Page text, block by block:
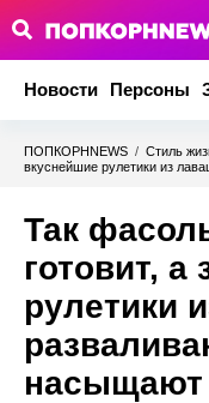
Новости Персоны
ПОПКОРНNEWS / Стиль
вкуснейшие рулетики из
Так
готовит, а
рулетики
насыщают